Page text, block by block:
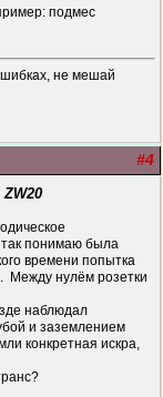
подмес
не мешай
#4
так понимаю была
времени попытка
нулём розетки
наблюдал
и заземлением
конкретная искра,